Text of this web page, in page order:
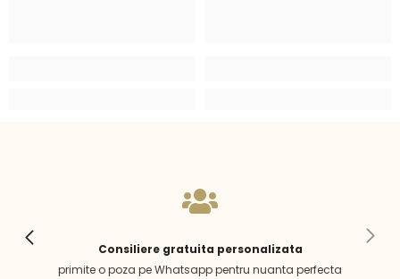
Consiliere gratuita personalizata
primite o poza pe Whatsapp pentru nuanta perfecta